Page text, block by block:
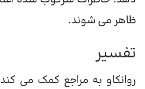
ظاهر می شوند.
تفسیر
روانکاو به مراجع کمک می